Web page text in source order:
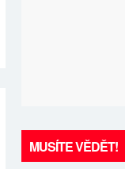
MUSÍTE VĚDĚT!